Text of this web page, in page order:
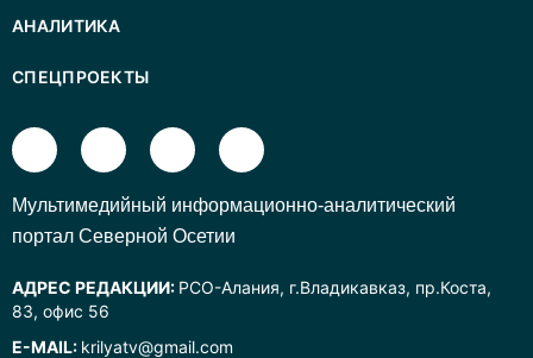
АНАЛИТИКА
СПЕЦПРОЕКТЫ
Mультимедийный информационно-аналитический
портал Северной Осетии
АДРЕС РЕДАКЦИИ: РСО-Алания, г.Владикавказ, пр.Коста,
83, офис 56
E-MAIL: krilyatv@gmail.com